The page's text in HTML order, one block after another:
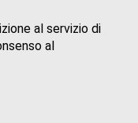
al servizio di
al